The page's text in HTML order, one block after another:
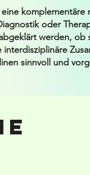
oder
werden, ob
interdisziplinäre
sinnvoll und